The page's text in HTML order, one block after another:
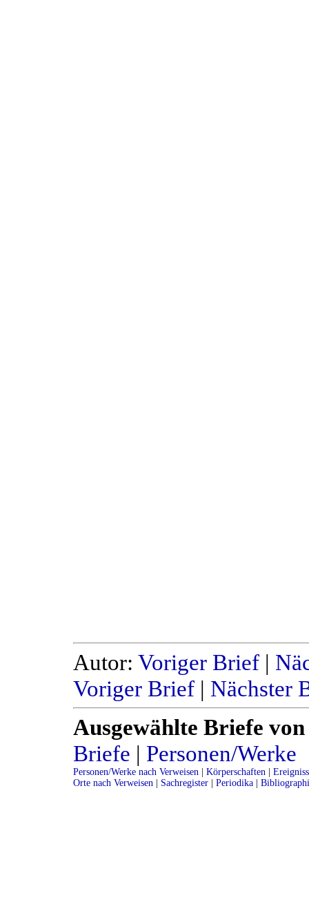
Autor: Voriger Brief |
Voriger Brief | Nächster
Ausgewählte Briefe
Briefe | Personen/Werke
Personen/Werke nach Verweisen Körperschaften
Orte nach Verweisen
Sachregister Periodika